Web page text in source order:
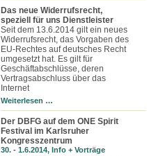
Das neue Widerrufsrecht,
speziell für uns Dienstleister
Seit dem 13.6.2014 gilt ein neues
Widerrufsrecht, das Vorgaben des
EU-Rechtes auf deutsches Recht
umgesetzt hat. Es gilt für
Geschäftabschlüsse, deren
Vertragsabschluss über das
Internet
Weiterlesen …
Der DBFG auf dem ONE Spirit
Festival im Karlsruher
Kongresszentrum
30. - 1.6.2014, Info + Vorträge